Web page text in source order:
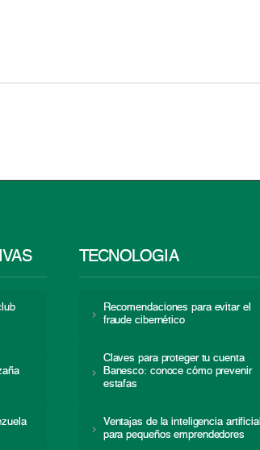
TECNOLOGÍA
Recomendaciones para evitar el
fraude cibernético
Claves para proteger tu cuenta
Banesco: conoce cómo prevenir
estafas
Ventajas de la inteligencia artificial
para pequeños emprendedores